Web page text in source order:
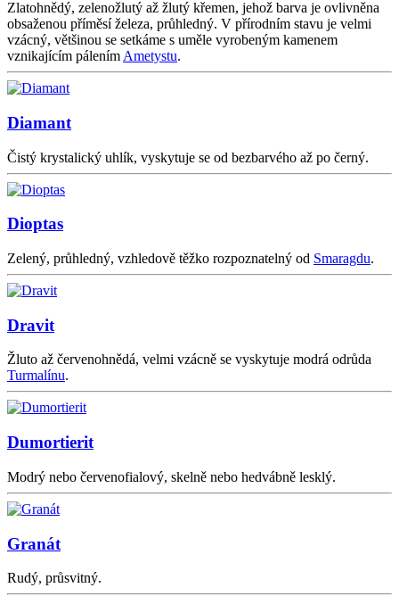
Zlatohnědý, zelenožlutý až žlutý křemen, jehož barva je ovlivněna
obsaženou příměsí železa, průhledný. V přírodním stavu je velmi
vzácný, většinou se setkáme s uměle vyrobeným kamenem
vznikajícím pálením Ametystu.
Diamant
Čistý krystalický uhlík, vyskytuje se od bezbarvého až po černý.
Dioptas
Zelený, průhledný, vzhledově těžko rozpoznatelný od Smaragdu.
Dravit
Žluto až červenohnědá, velmi vzácně se vyskytuje modrá odrůda
Turmalínu.
Dumortierit
Modrý nebo červenofialový, skelně nebo hedvábně lesklý.
Granát
Rudý, průsvitný.